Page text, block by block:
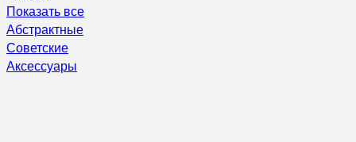
Показать все
Абстрактные
Советские
Аксессуары